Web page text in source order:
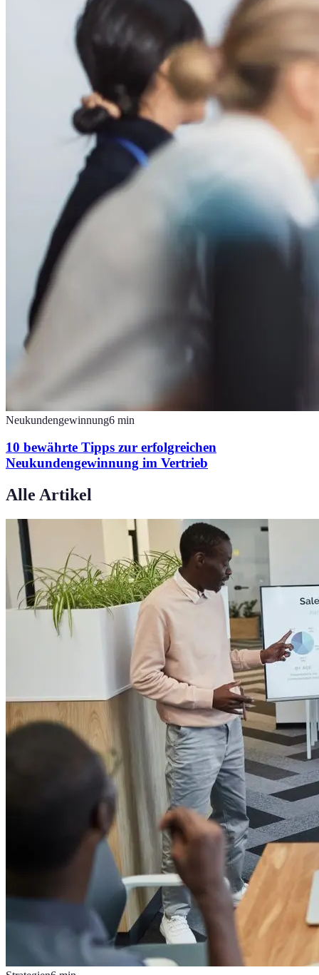
Neukundengewinnung6 min
10 bewährte Tipps zur erfolgreichen
Neukundengewinnung im Vertrieb
Alle Artikel